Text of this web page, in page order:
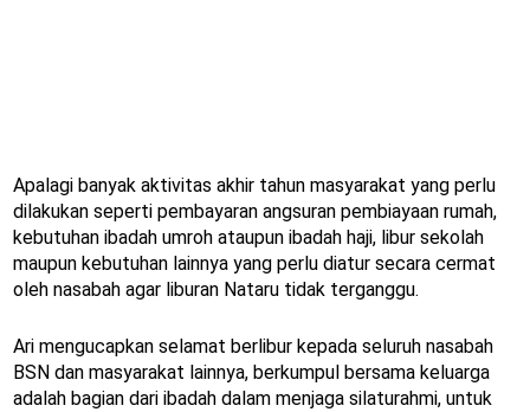
Apalagi banyak aktivitas akhir tahun masyarakat yang perlu
dilakukan seperti pembayaran angsuran pembiayaan rumah,
kebutuhan ibadah umroh ataupun ibadah haji, libur sekolah
maupun kebutuhan lainnya yang perlu diatur secara cermat
oleh nasabah agar liburan Nataru tidak terganggu.
Ari mengucapkan selamat berlibur kepada seluruh nasabah
BSN dan masyarakat lainnya, berkumpul bersama keluarga
adalah bagian dari ibadah dalam menjaga silaturahmi, untuk